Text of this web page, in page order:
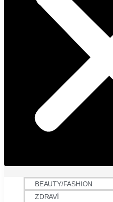
BEAUTY/FASHION
ZDRAVÍ